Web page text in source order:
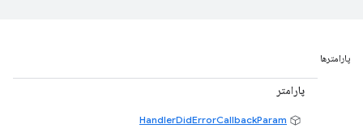
پارامترها
پارامتر
HandlerDidErrorCallbackParam